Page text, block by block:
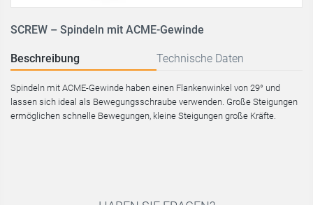
SCREW – Spindeln mit ACME-Gewinde
Beschreibung Technische Daten
Spindeln mit ACME-Gewinde haben einen Flankenwinkel von 29° und
lassen sich ideal als Bewegungsschraube verwenden. Große Steigungen
ermöglichen schnelle Bewegungen, kleine Steigungen große Kräfte.